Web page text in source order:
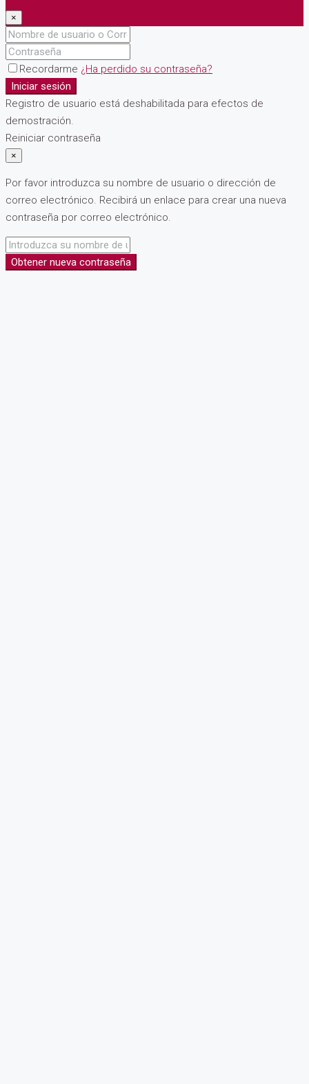
×
Recordarme ¿Ha perdido su contraseña?
Iniciar sesión
Registro de usuario está deshabilitada para efectos de
demostración.
Reiniciar contraseña
×
Por favor introduzca su nombre de usuario o dirección de
correo electrónico. Recibirá un enlace para crear una nueva
contraseña por correo electrónico.
Obtener nueva contraseña